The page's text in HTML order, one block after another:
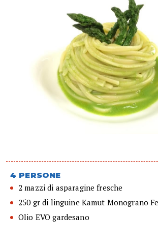
4 PERSONE
2 mazzi di asparagine fresche
250 gr di linguine Kamut Monograno
Olio EVO gardesano